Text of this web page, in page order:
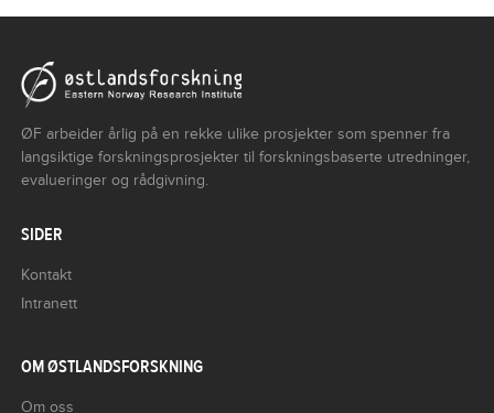
ØF arbeider årlig på en rekke ulike prosjekter som spenner fra
langsiktige forskningsprosjekter til forskningsbaserte utredninger,
evalueringer og rådgivning.
SIDER
Kontakt
Intranett
OM ØSTLANDSFORSKNING
Om oss